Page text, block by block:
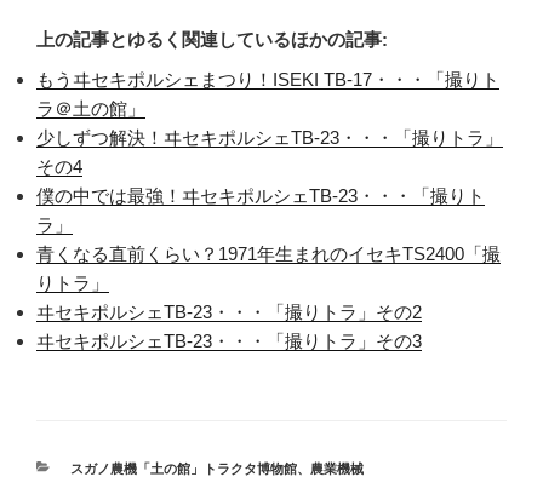
上の記事とゆるく関連しているほかの記事:
もうヰセキポルシェまつり！ISEKI TB-17・・・「撮りト
ラ＠土の館」
少しずつ解決！ヰセキポルシェTB-23・・・「撮りトラ」
その4
僕の中では最強！ヰセキポルシェTB-23・・・「撮りト
ラ」
青くなる直前くらい？1971年生まれのイセキTS2400「撮
りトラ」
ヰセキポルシェTB-23・・・「撮りトラ」その2
ヰセキポルシェTB-23・・・「撮りトラ」その3
カ
スガノ農機「土の館」トラクタ博物館、 農業機械